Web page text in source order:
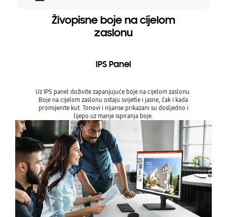
100 Hz osvježavanjem, IPS panelom i
ergonomskim mogućnostima, ovaj monitor
nudi mogućnost pretvaranja prostora u
Živopisne boje na cijelom
zaslonu
IPS Panel
Uz IPS panel doživite zapanjujuće boje na cijelom zaslonu.
Boje na cijelom zaslonu ostaju svijetle i jasne, čak i kada
promijenite kut. Tonovi i nijanse prikazani su dosljedno i
lijepo uz manje ispiranja boje.